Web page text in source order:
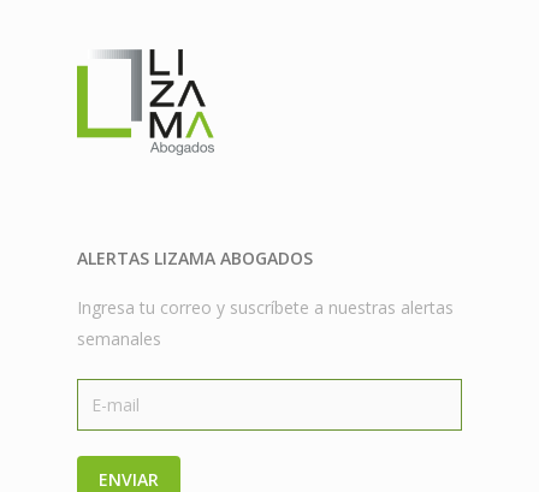
ALERTAS LIZAMA ABOGADOS
Ingresa tu correo y suscríbete a nuestras alertas
semanales
ENVIAR